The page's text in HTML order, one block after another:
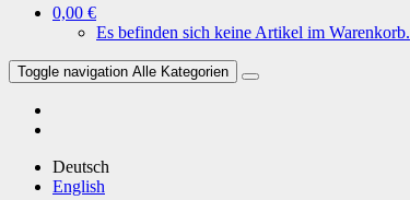
0,00 €
Es befinden sich keine Artikel im Warenkorb.
Toggle navigation Alle Kategorien
Deutsch
English